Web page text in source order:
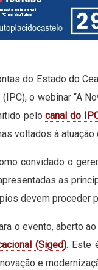
do Estado do
o webinar “A
pelocanal do
voltados à
convidado o
as
devem proceder
o evento, aberto
(Siged). Este
e